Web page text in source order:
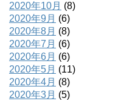
2020年10月 (8)
2020年9月 (6)
2020年8月 (8)
2020年7月 (6)
2020年6月 (6)
2020年5月 (11)
2020年4月 (8)
2020年3月 (5)